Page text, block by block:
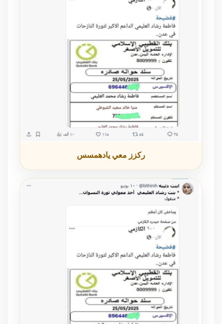
ركزز معي يادهمسس